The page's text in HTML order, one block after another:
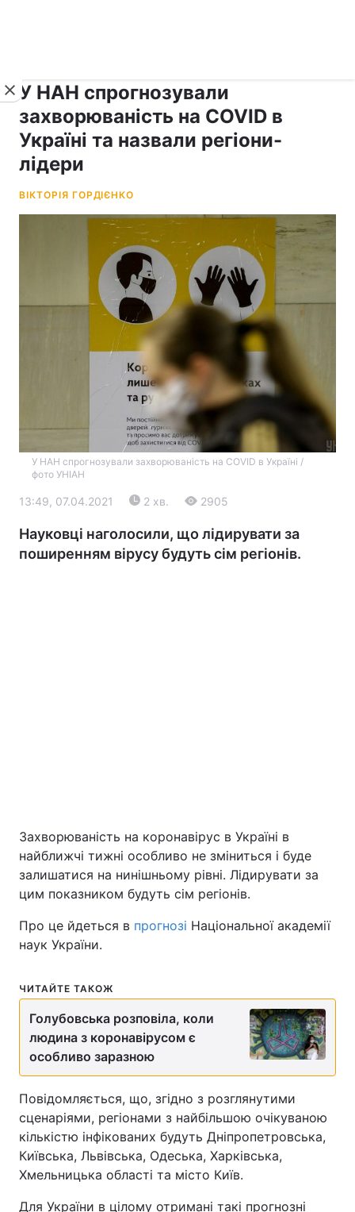
Україна Політика
Спорт Наука
Техно і зв'язок Лайт
Здоров'я Туризм
Цікавинки Погода
Інтерв'ю Думки
Вакансії
У НАН спрогнозували
захворюваність на COVID в
Україні та назвали регіони-
лідери
ВІКТОРІЯ ГОРДІЄНКО
У НАН спрогнозували захворюваність на COVID в Україні /
фото УНІАН
13:49, 07.04.2021 2 хв. 2905
Науковці наголосили, що лідирувати за
поширенням вірусу будуть сім регіонів.
Захворюваність на коронавірус в Україні в
найближчі тижні особливо не зміниться і буде
залишатися на нинішньому рівні. Лідирувати за
цим показником будуть сім регіонів.
Про це йдеться в прогнозі Національної академії
наук України.
ЧИТАЙТЕ ТАКОЖ
Голубовська розповіла, коли
людина з коронавірусом є
особливо заразною
Повідомляється, що, згідно з розглянутими
сценаріями, регіонами з найбільшою очікуваною
кількістю інфікованих будуть Дніпропетровська,
Київська, Львівська, Одеська, Харківська,
Хмельницька області та місто Київ.
Для України в цілому отримані такі прогнозні